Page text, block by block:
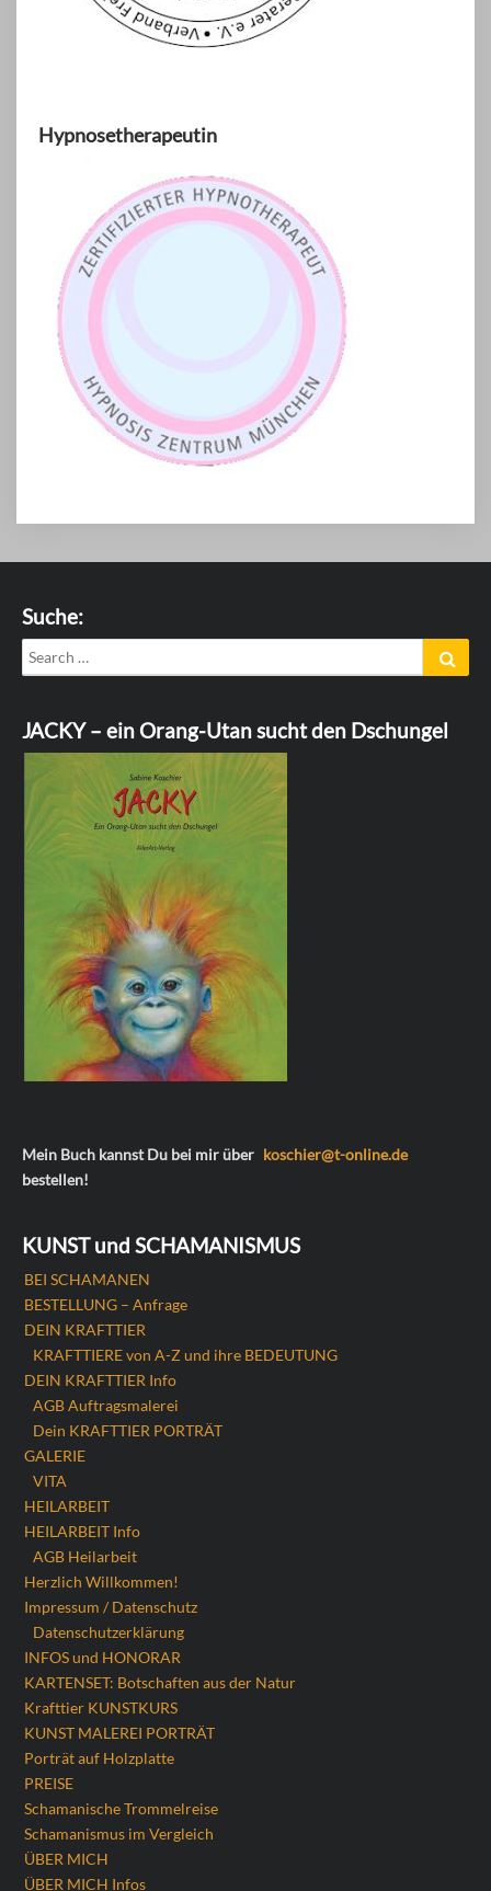
Hypnosetherapeutin
Suche:
Search
for:
JACKY – ein Orang-Utan sucht den Dschungel
Mein Buch kannst Du bei mir über koschier@t-online.de
bestellen!
KUNST und SCHAMANISMUS
BEI SCHAMANEN
BESTELLUNG – Anfrage
DEIN KRAFTTIER
KRAFTTIERE von A-Z und ihre BEDEUTUNG
DEIN KRAFTTIER Info
AGB Auftragsmalerei
Dein KRAFTTIER PORTRÄT
GALERIE
VITA
HEILARBEIT
HEILARBEIT Info
AGB Heilarbeit
Herzlich Willkommen!
Impressum / Datenschutz
Datenschutzerklärung
INFOS und HONORAR
KARTENSET: Botschaften aus der Natur
Krafttier KUNSTKURS
KUNST MALEREI PORTRÄT
Porträt auf Holzplatte
PREISE
Schamanische Trommelreise
Schamanismus im Vergleich
ÜBER MICH
ÜBER MICH Infos